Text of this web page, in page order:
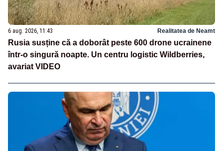
6 aug. 2026, 11:43 Realitatea de Neamt
Rusia susține că a doborât peste 600 drone ucrainene
într-o singură noapte. Un centru logistic Wildberries,
avariat VIDEO